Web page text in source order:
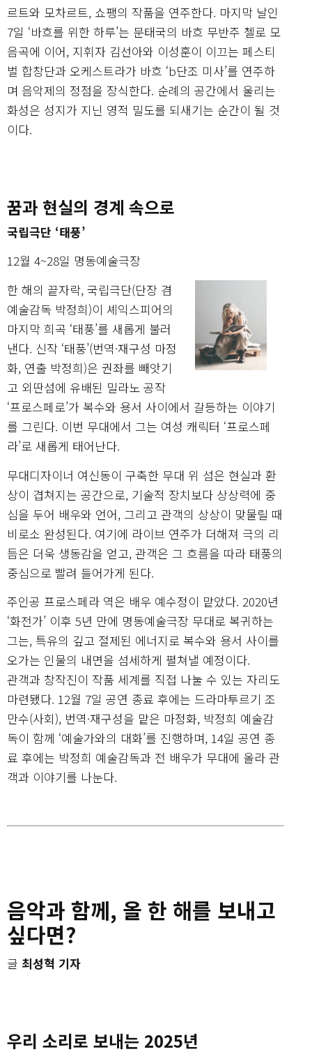
르트와 모차르트, 쇼팽의 작품을 연주한다. 마지막 날인
7일 ‘바흐를 위한 하루’는 문태국의 바흐 무반주 첼로 모
음곡에 이어, 지휘자 김선아와 이성훈이 이끄는 페스티
벌 합창단과 오케스트라가 바흐 ‘b단조 미사’를 연주하
며 음악제의 정점을 장식한다. 순례의 공간에서 울리는
화성은 성지가 지닌 영적 밀도를 되새기는 순간이 될 것
이다.
꿈과 현실의 경계 속으로
국립극단 ‘태풍’
12월 4~28일 명동예술극장
한 해의 끝자락, 국립극단(단장 겸
예술감독 박정희)이 셰익스피어의
마지막 희곡 ‘태풍’를 새롭게 불러
낸다. 신작 ‘태풍’(번역·재구성 마정
화, 연출 박정희)은 권좌를 빼앗기
고 외딴섬에 유배된 밀라노 공작
‘프로스페로’가 복수와 용서 사이에서 갈등하는 이야기
를 그린다. 이번 무대에서 그는 여성 캐릭터 ‘프로스페
라’로 새롭게 태어난다.
무대디자이너 여신동이 구축한 무대 위 섬은 현실과 환
상이 겹쳐지는 공간으로, 기술적 장치보다 상상력에 중
심을 두어 배우와 언어, 그리고 관객의 상상이 맞물릴 때
비로소 완성된다. 여기에 라이브 연주가 더해져 극의 리
듬은 더욱 생동감을 얻고, 관객은 그 흐름을 따라 태풍의
중심으로 빨려 들어가게 된다.
주인공 프로스페라 역은 배우 예수정이 맡았다. 2020년
‘화전가’ 이후 5년 만에 명동예술극장 무대로 복귀하는
그는, 특유의 깊고 절제된 에너지로 복수와 용서 사이를
오가는 인물의 내면을 섬세하게 펼쳐낼 예정이다.
관객과 창작진이 작품 세계를 직접 나눌 수 있는 자리도
마련됐다. 12월 7일 공연 종료 후에는 드라마투르기 조
만수(사회), 번역·재구성을 맡은 마정화, 박정희 예술감
독이 함께 ‘예술가와의 대화’를 진행하며, 14일 공연 종
료 후에는 박정희 예술감독과 전 배우가 무대에 올라 관
객과 이야기를 나눈다.
음악과 함께, 올 한 해를 보내고
싶다면?
글 최성혁 기자
우리 소리로 보내는 2025년